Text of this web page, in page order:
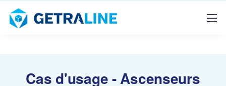
Cas d'usage - Ascenseurs